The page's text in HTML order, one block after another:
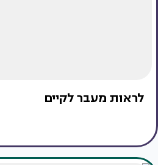
לראות מעבר לקיים